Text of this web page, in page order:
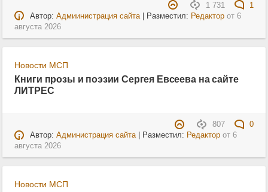
1 731
1
Автор: Адмиинистрация сайта| Разместил: Редакторот 6
августа 2026
Новости МСП
Книги прозы и поэзии Сергея Евсеева на сайте
ЛИТРЕС
807
0
Автор: Администрация сайта| Разместил: Редакторот 6
августа 2026
Новости МСП